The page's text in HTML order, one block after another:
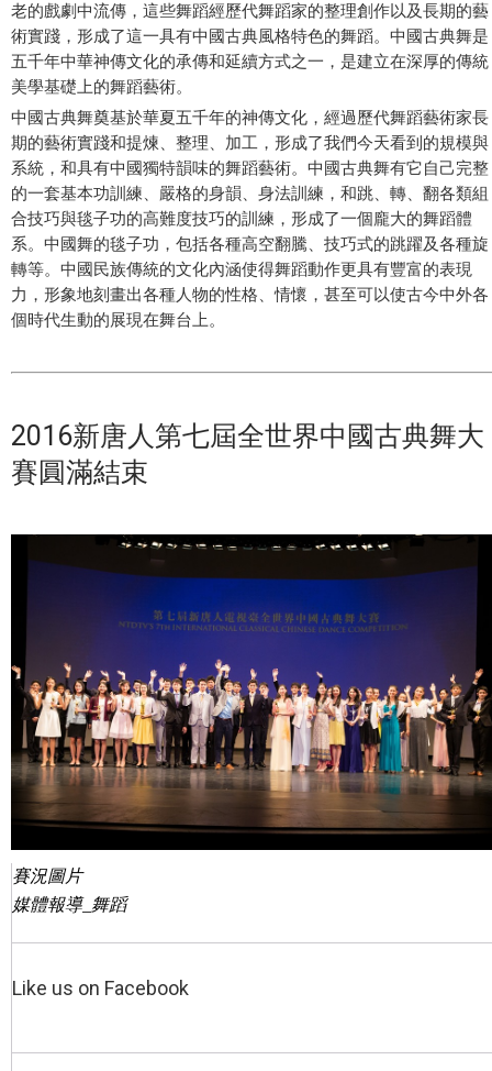
老的戲劇中流傳，這些舞蹈經歷代舞蹈家的整理創作以及長期的藝
術實踐，形成了這一具有中國古典風格特色的舞蹈。中國古典舞是
五千年中華神傳文化的承傳和延續方式之一，是建立在深厚的傳統
美學基礎上的舞蹈藝術。
中國古典舞奠基於華夏五千年的神傳文化，經過歷代舞蹈藝術家長
期的藝術實踐和提煉、整理、加工，形成了我們今天看到的規模與
系統，和具有中國獨特韻味的舞蹈藝術。中國古典舞有它自己完整
的一套基本功訓練、嚴格的身韻、身法訓練，和跳、轉、翻各類組
合技巧與毯子功的高難度技巧的訓練，形成了一個龐大的舞蹈體
系。中國舞的毯子功，包括各種高空翻騰、技巧式的跳躍及各種旋
轉等。中國民族傳統的文化內涵使得舞蹈動作更具有豐富的表現
力，形象地刻畫出各種人物的性格、情懷，甚至可以使古今中外各
個時代生動的展現在舞台上。
2016新唐人第七屆全世界中國古典舞大
賽圓滿結束
賽況圖片
媒體報導_舞蹈
Like us on Facebook